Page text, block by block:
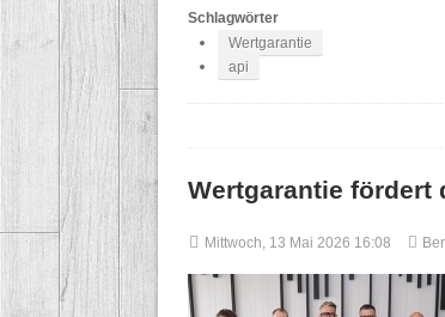
Schlagwörter
Wertgarantie
api
Wertgarantie fördert
Mittwoch, 13 Mai 2026 16:08